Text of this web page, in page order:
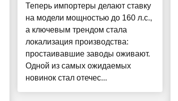
Теперь импортеры делают ставку
на модели мощностью до 160 л.с.,
а ключевым трендом стала
локализация производства:
простаивавшие заводы оживают.
Одной из самых ожидаемых
новинок стал отечес...